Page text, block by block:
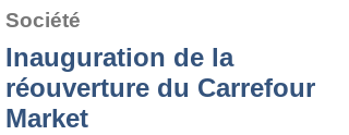
Société
Inauguration de la
réouverture du Carrefour
Market